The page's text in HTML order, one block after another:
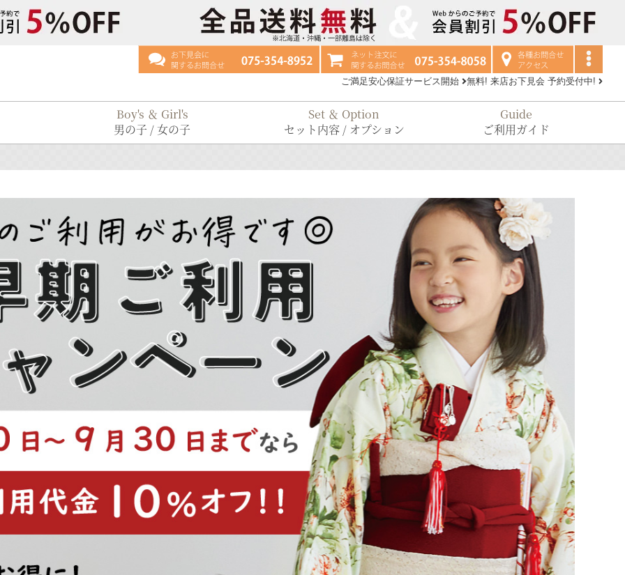
ご満足安心保証サービス開始 無料! 来店お下見会 予約受付中!
Boy's ＆ Girl's
男の子 / 女の子
Set ＆ Option
セット内容 / オプション
Guide
ご利用ガイド